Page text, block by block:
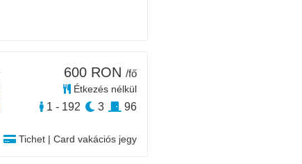
Tichet | Card vakációs jegy
600 RON /fő
Étkezés nélkül
1 - 192 3 96